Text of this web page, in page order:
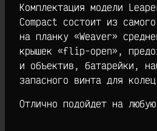
Комплектация модели
Compact состоит из
на планку «Weaver»
крышек «flip-open»,
и объектив, батарейки,
запасного винта для
Отлично подойдет на